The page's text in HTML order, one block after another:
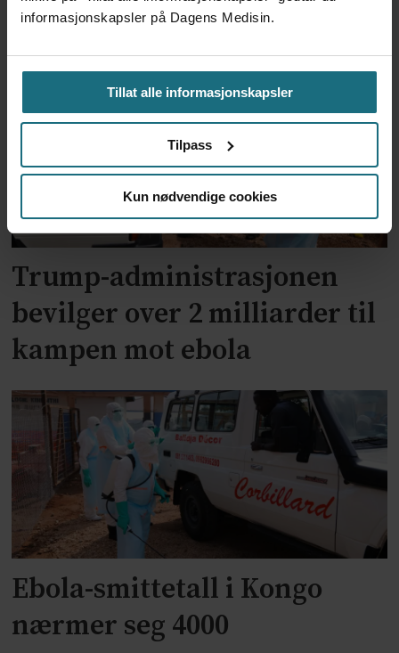
informasjonskapsler på Dagens Medisin.
Tillat alle informasjonskapsler
Tilpass
Kun nødvendige cookies
Trump-administrasjonen
bevilger over 2 milliarder til
kampen mot ebola
Ebola-smittetall i Kongo
nærmer seg 4000